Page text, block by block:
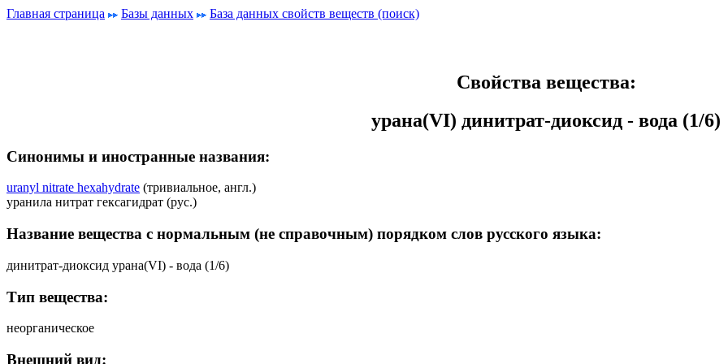
Главная страница Базы данных База данных свойств веществ (поиск)
Свойства вещества:
урана(VI) динитрат-диоксид - вода (1/6)
Синонимы и иностранные названия:
uranyl nitrate hexahydrate (тривиальное, англ.)
уранила нитрат гексагидрат (рус.)
Название вещества с нормальным (не справочным) порядком слов русского языка:
динитрат-диоксид урана(VI) - вода (1/6)
Тип вещества:
неорганическое
Внешний вид: